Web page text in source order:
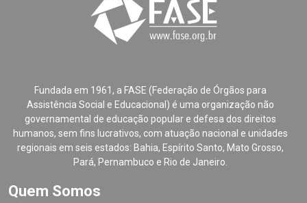
Fundada em 1961, a FASE (Federação de Órgãos para
Assistência Social e Educacional) é uma organização não
governamental de educação popular e defesa dos direitos
humanos, sem fins lucrativos, com atuação nacional e unidades
regionais em seis estados: Bahia, Espírito Santo, Mato Grosso,
Pará, Pernambuco e Rio de Janeiro.
Quem Somos